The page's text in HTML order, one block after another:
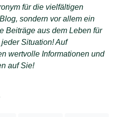
für die vielfältigen
sondern vor allem ein
Beiträge aus dem Leben für
Situation! Auf
wertvolle Informationen und
auf Sie!